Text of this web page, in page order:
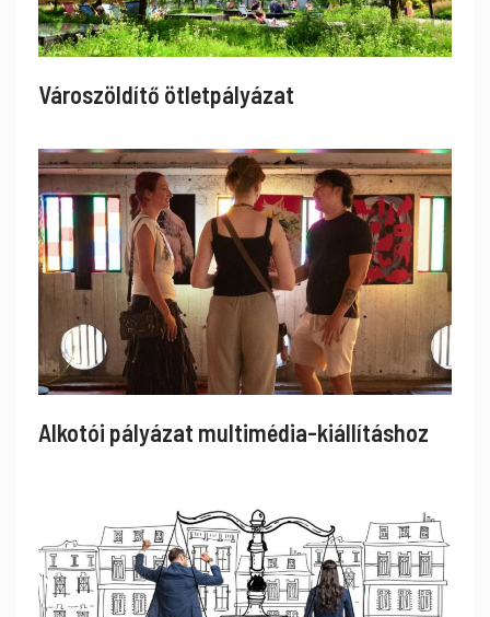
Városzöldítő ötletpályázat
Alkotói pályázat multimédia-kiállításhoz